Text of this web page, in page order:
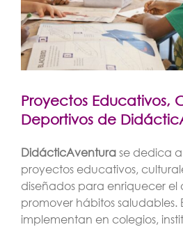
Proyectos Educativos,
Deportivos de
DidácticAventurase dedica
proyectos educativos,
diseñados para enriquecer el
promover hábitos saludables.
implementan en colegios,